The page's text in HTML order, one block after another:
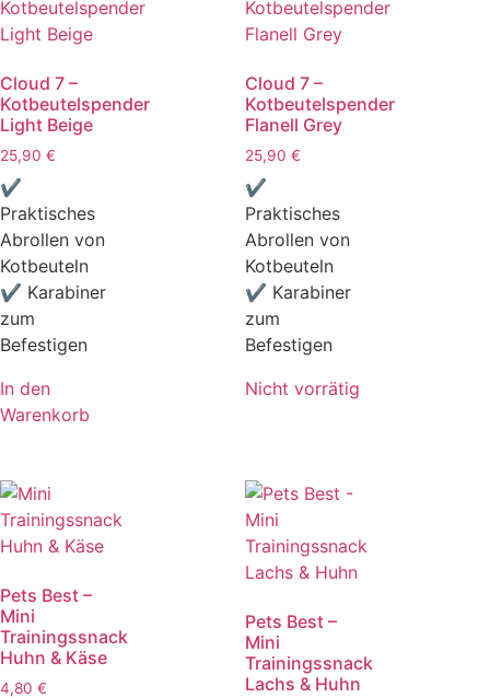
Cloud 7 –
Kotbeutelspender
Light Beige
25,90 €
✔
Praktisches
Abrollen von
Kotbeuteln
✔ Karabiner
zum
Befestigen
In den
Warenkorb
Cloud 7 –
Kotbeutelspender
Flanell Grey
25,90 €
✔
Praktisches
Abrollen von
Kotbeuteln
✔ Karabiner
zum
Befestigen
Nicht vorrätig
Pets Best –
Mini
Trainingssnack
Huhn & Käse
4,80 €
Pets Best –
Mini
Trainingssnack
Lachs & Huhn